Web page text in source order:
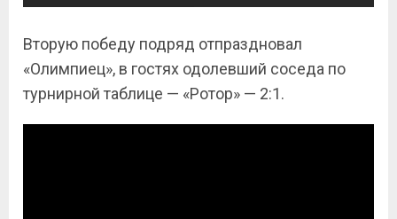
Вторую победу подряд отпраздновал
«Олимпиец», в гостях одолевший соседа по
турнирной таблице — «Ротор» — 2:1.